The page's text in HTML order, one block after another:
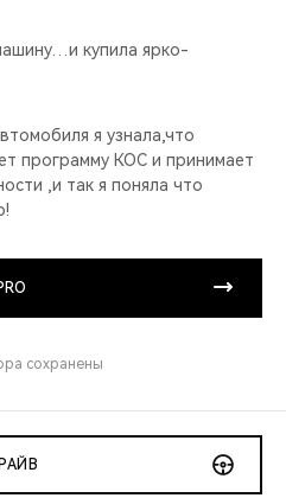
купила ярко-
я узнала,что
программу КОС и принимает
,и так я поняла что
сохранены